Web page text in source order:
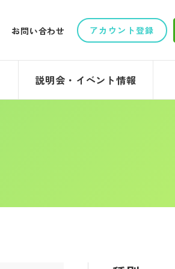
お問い合わせ アカウント登録
説明会・イベント情報